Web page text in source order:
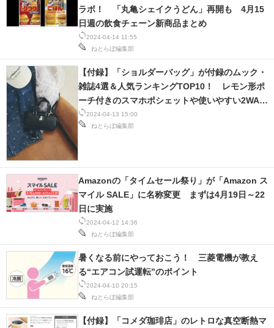
2024-04-14 11:55
ねとらぼ編集部
ラボ！ 「丸亀シェイクうどん」再開も 4月15
日週の飲食チェーン新商品まとめ
2024-04-13 15:00
ねとらぼ編集部
【付録】「ショルダーバッグ」が付録のムック・
雑誌4選＆人気ランキングTOP10！ レモン形ポ
ーチ付きのスマホポシェットや使いやすい2WAY
バッグなど【2024年4月】
2024-04-12 14:36
ねとらぼ編集部
Amazonの「タイムセール祭り」が「Amazon ス
マイル SALE」に名称変更 まずは4月19日～22
日に実施
2024-04-10 20:15
ねとらぼ編集部
暑くなる前にやっておこう！ 三菱電機が教え
る“エアコン試運転”のポイント
【付録】「コメダ珈琲店」のレトロな真空断熱マ